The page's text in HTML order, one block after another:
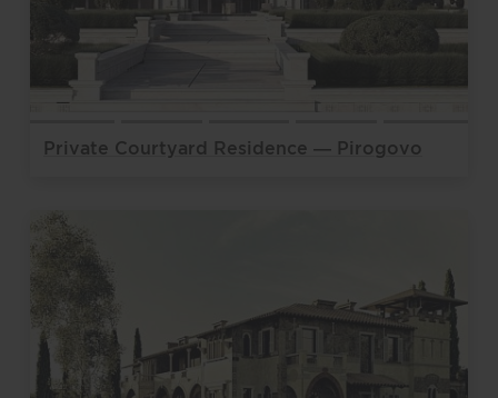
Private Courtyard Residence — Pirogovo